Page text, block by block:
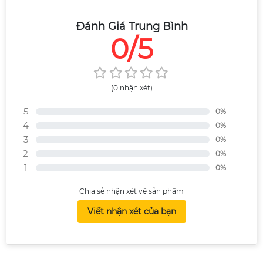
Đánh Giá Trung Bình
0/5
(0 nhận xét)
5 0%
4 0%
3 0%
2 0%
1 0%
Chia sẻ nhận xét về sản phẩm
Viết nhận xét của bạn